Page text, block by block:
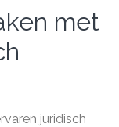
met
juridisch